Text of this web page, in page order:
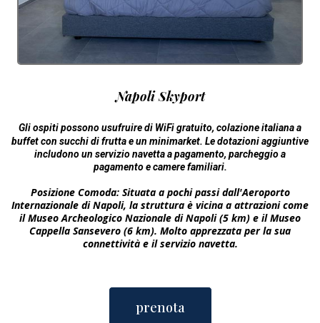
Napoli Skyport
Gli ospiti possono usufruire di WiFi gratuito, colazione italiana a
buffet con succhi di frutta e un minimarket. Le dotazioni aggiuntive
includono un servizio navetta a pagamento, parcheggio a
pagamento e camere familiari.
Posizione Comoda: Situata a pochi passi dall'Aeroporto
Internazionale di Napoli, la struttura è vicina a attrazioni come
il Museo Archeologico Nazionale di Napoli (5 km) e il Museo
Cappella Sansevero (6 km). Molto apprezzata per la sua
connettività e il servizio navetta.
prenota